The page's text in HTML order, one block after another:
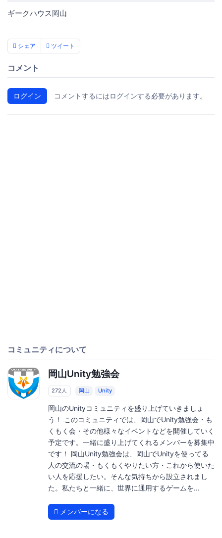
ギークハウス岡山
シェア ツイート
コメント
ログイン コメントするにはログインする必要があります。
コミュニティについて
岡山Unity勉強会
272人 岡山 Unity
岡山のUnityコミュニティを盛り上げていきましょ
う！ このコミュニティでは、岡山でUnity勉強会・も
くもく会・その他様々なイベントなどを開催していく
予定です。一緒に盛り上げてくれるメンバーを募集中
です！ 岡山Unity勉強会は、岡山でUnityを使ってる
人の交流の場・もくもくやりたい方・これから使いた
い人を応援したい。そんな気持ちから設立されまし
た。私たちと一緒に、世界に通用するゲームを...
メンバーになる